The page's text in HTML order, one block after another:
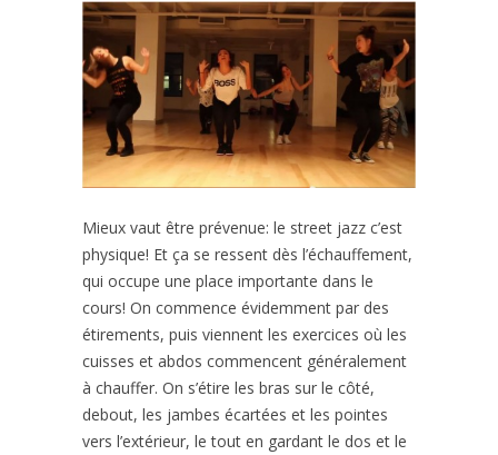
Mieux vaut être prévenue: le street jazz c’est
physique! Et ça se ressent dès l’échauffement,
qui occupe une place importante dans le
cours! On commence évidemment par des
étirements, puis viennent les exercices où les
cuisses et abdos commencent généralement
à chauffer. On s’étire les bras sur le côté,
debout, les jambes écartées et les pointes
vers l’extérieur, le tout en gardant le dos et le